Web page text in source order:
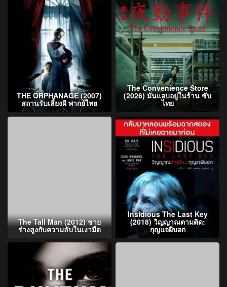
THE ORPHANAGE (2007)
สถานรับเลี้ยงผี พากย์ไทย
The Convenience Store
(2026) มันแอบอยู่ในร้าน ซับ
ไทย
The Tall Man (2012) ชาย
ร่างสูงกับความลับในเงามืด
Insidious The Last Key
(2018) วิญญาณตามติด:
กุญแจผีบอก